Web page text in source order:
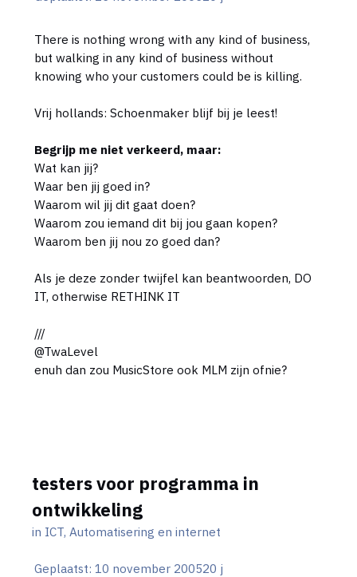
There is nothing wrong with any kind of business,
but walking in any kind of business without
knowing who your customers could be is killing.
Vrij hollands: Schoenmaker blijf bij je leest!
Begrijp me niet verkeerd, maar:
Wat kan jij?
Waar ben jij goed in?
Waarom wil jij dit gaat doen?
Waarom zou iemand dit bij jou gaan kopen?
Waarom ben jij nou zo goed dan?
Als je deze zonder twijfel kan beantwoorden, DO
IT, otherwise RETHINK IT
///
@TwaLevel
enuh dan zou MusicStore ook MLM zijn ofnie?
testers voor programma in
ontwikkeling
in ICT, Automatisering en internet
Geplaatst: 10 november 200520 j